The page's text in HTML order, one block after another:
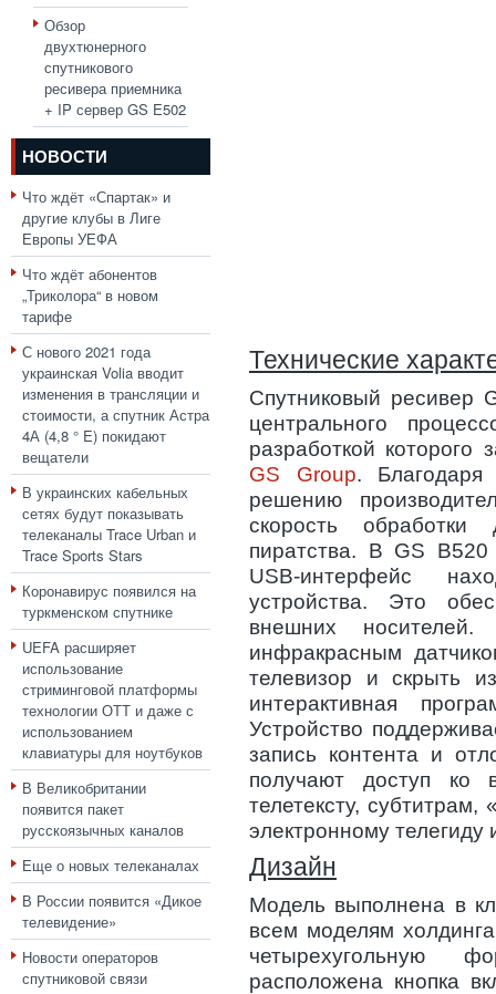
Обзор
двухтюнерного
спутникового
ресивера приемника
+ IP сервер GS E502
НОВОСТИ
Что ждёт «Спартак» и
другие клубы в Лиге
Европы УЕФА
Что ждёт абонентов
„Триколора“ в новом
тарифе
С нового 2021 года
украинская Volia вводит
изменения в трансляции и
стоимости, а спутник Астра
4А (4,8 ° E) покидают
вещатели
В украинских кабельных
сетях будут показывать
телеканалы Trace Urban и
Trace Sports Stars
Коронавирус появился на
туркменском спутнике
UEFA расширяет
использование
стриминговой платформы
технологии ОТТ и даже с
использованием
клавиатуры для ноутбуков
В Великобритании
появится пакет
русскоязычных каналов
Еще о новых телеканалах
В России появится «Дикое
телевидение»
Новости операторов
спутниковой связи
Технические
Спутниковый ресивер
центрального
разработкой которого
GS Group. Благодаря
решению
скорость
пиратства. В GS
USB-интерфейс
устройства. Это
внешних
инфракрасным
телевизор и скрыть
интерактивная
Устройство
запись контента и
получают доступ ко
телетексту,
электронному телегиду
Дизайн
Модель выполнена в
всем моделям
четырехугольную
расположена кнопка